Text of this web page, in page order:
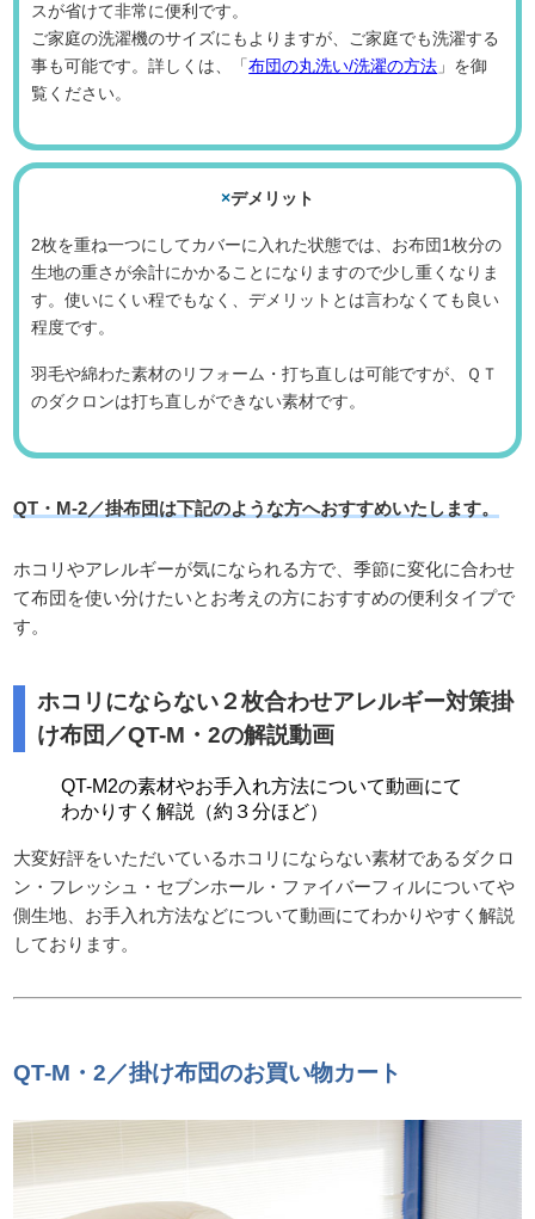
スが省けて非常に便利です。
ご家庭の洗濯機のサイズにもよりますが、ご家庭でも洗濯する
事も可能です。詳しくは、「布団の丸洗い/洗濯の方法 」を御
覧ください。
×デメリット
2枚を重ね一つにしてカバーに入れた状態では、お布団1枚分の
生地の重さが余計にかかることになりますので少し重くなりま
す。使いにくい程でもなく、デメリットとは言わなくても良い
程度です。
羽毛や綿わた素材のリフォーム・打ち直しは可能ですが、ＱＴ
のダクロンは打ち直しができない素材です。
QT・M-2／掛布団は下記のような方へおすすめいたします。
ホコリやアレルギーが気になられる方で、季節に変化に合わせ
て布団を使い分けたいとお考えの方におすすめの便利タイプで
す。
ホコリにならない２枚合わせアレルギー対策掛
け布団／QT-M・2の解説動画
QT-M2の素材やお手入れ方法について動画にて
わかりすく解説（約３分ほど）
大変好評をいただいているホコリにならない素材であるダクロ
ン・フレッシュ・セブンホール・ファイバーフィルについてや
側生地、お手入れ方法などについて動画にてわかりやすく解説
しております。
QT-M・2／掛け布団のお買い物カート